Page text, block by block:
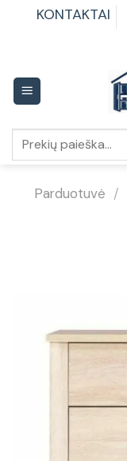
KONTAKTAI
Parduotuvė /